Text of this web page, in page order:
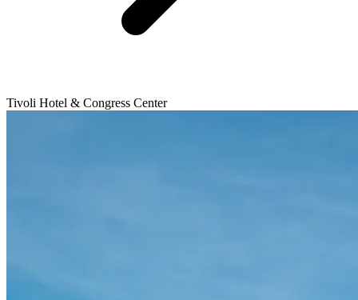
Tivoli Hotel & Congress Center